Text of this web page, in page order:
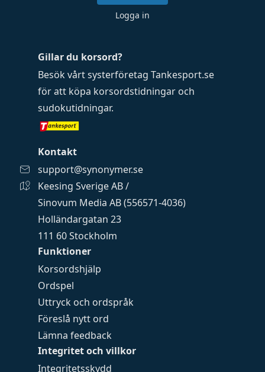
Funktioner
Korsordshjälp
Ordspel
Uttryck och ordspråk
Föreslå nytt ord
Lämna feedback
Integritet och villkor
Integritetsskydd
Gillar du korsord?
Besök vårt systerföretag Tankesport.se
för att köpa korsordstidningar och
sudokutidningar.
Kontakt
support@synonymer.se
Keesing Sverige AB /
Sinovum Media AB (556571-4036)
Holländargatan 23
111 60 Stockholm
Logga in